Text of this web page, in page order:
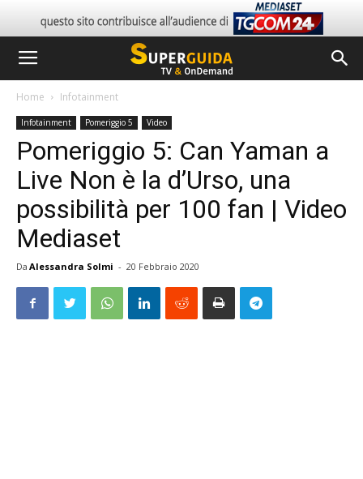
Home Infotainment
Infotainment Pomeriggio 5 Video
Pomeriggio 5: Can Yaman a
Live Non è la d’Urso, una
possibilità per 100 fan | Video
Mediaset
Da Alessandra Solmi - 20 Febbraio 2020